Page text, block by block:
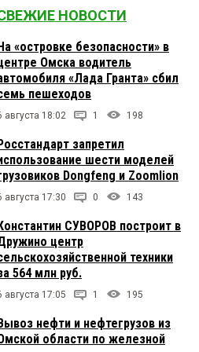
НОВОСТИ
«островке безопасности» в
Омска водитель
«Лада Гранта» сбил
пешеходов
августа 18:02 1 198
запретил
шести моделей
Dongfeng и Zoomlion
августа 17:30 0 143
СУВОРОВ построит в
центр
техники
564 млн руб.
августа 17:05 1 195
нефти и нефтегрузов из
области по железной